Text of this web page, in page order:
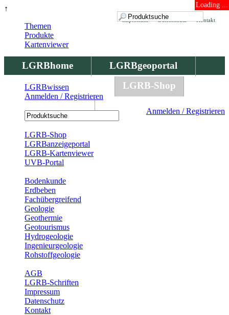
↑ Loading ...
Kontakt
Datenschutz
Impressum
LGRBhome
LGRBgeoportal
LGRBbohrungen
LGRB-Shop
Anmelden / Registrieren
Themen
Produkte
Kartenviewer
LGRBwissen
Anmelden / Registrieren
LGRB-Shop
LGRBanzeigeportal
LGRB-Kartenviewer
UVB-Portal
Bodenkunde
Erdbeben
Fachübergreifend
Geologie
Geothermie
Geotourismus
Hydrogeologie
Ingenieurgeologie
Rohstoffgeologie
AGB
LGRB-Schriften
Impressum
Datenschutz
Kontakt